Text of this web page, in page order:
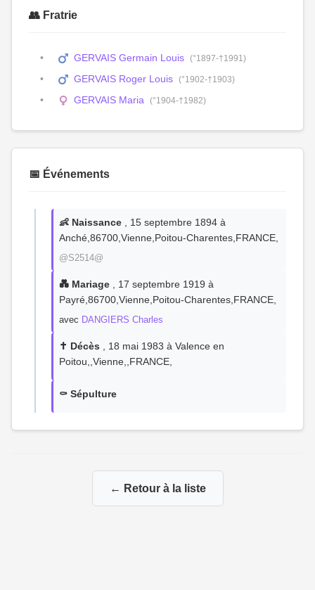
👥 Fratrie
GERVAIS Germain Louis (°1897-†1991)
GERVAIS Roger Louis (°1902-†1903)
GERVAIS Maria (°1904-†1982)
📅 Événements
👶 Naissance , 15 septembre 1894 à
Anché,86700,Vienne,Poitou-Charentes,FRANCE,
@S2514@
💑 Mariage , 17 septembre 1919 à
Payré,86700,Vienne,Poitou-Charentes,FRANCE,
avec DANGIERS Charles
✝️ Décès , 18 mai 1983 à Valence en
Poitou,,Vienne,,FRANCE,
⚰️ Sépulture
← Retour à la liste